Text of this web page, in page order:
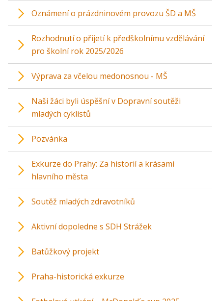
Oznámení o prázdninovém provozu ŠD a MŠ
Rozhodnutí o přijetí k předškolnímu vzdělávání
pro školní rok 2025/2026
Výprava za včelou medonosnou - MŠ
Naši žáci byli úspěšní v Dopravní soutěži
mladých cyklistů
Pozvánka
Exkurze do Prahy: Za historií a krásami
hlavního města
Soutěž mladých zdravotníků
Aktivní dopoledne s SDH Strážek
Batůžkový projekt
Praha-historická exkurze